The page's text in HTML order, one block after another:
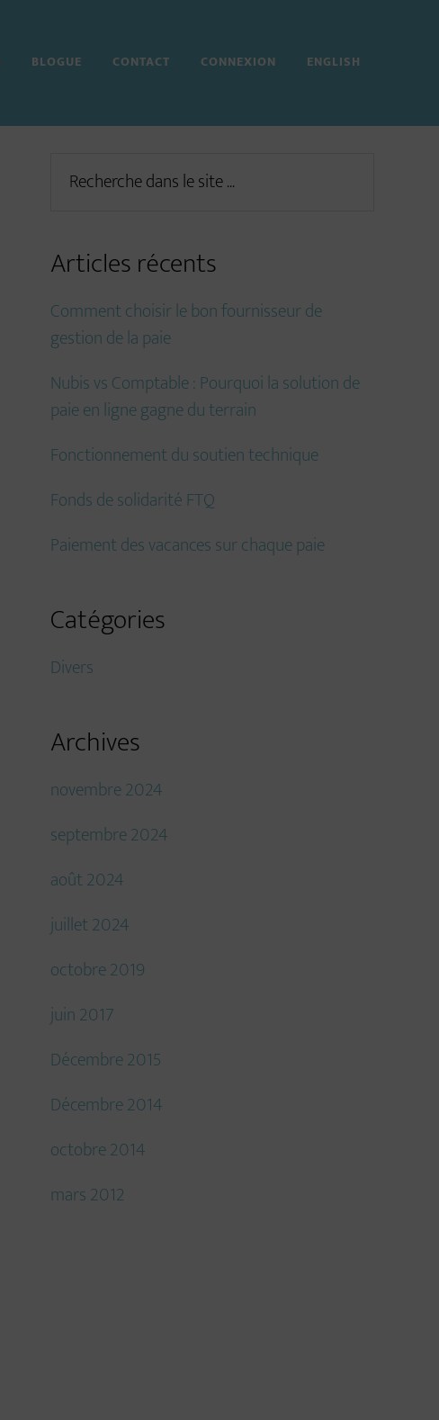
BLOGUE CONTACT CONNEXION ENGLISH
Primary
Sidebar
Recherche
dans
site
...
Articles récents
Comment choisir le bon fournisseur de
gestion de la paie
Nubis vs Comptable : Pourquoi la solution de
paie en ligne gagne du terrain
Fonctionnement du soutien technique
Fonds de solidarité FTQ
Paiement des vacances sur chaque paie
Catégories
Divers
Archives
novembre 2024
septembre 2024
août 2024
juillet 2024
octobre 2019
juin 2017
Décembre 2015
Décembre 2014
octobre 2014
mars 2012